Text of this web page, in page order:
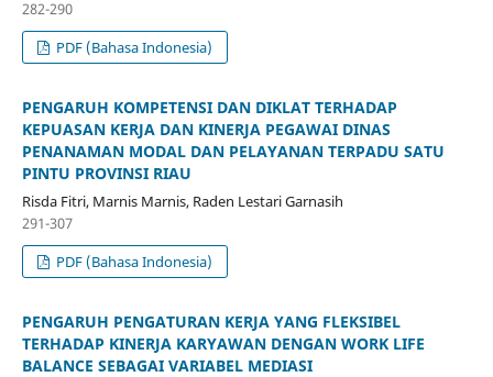
282-290
PDF (Bahasa Indonesia)
PENGARUH KOMPETENSI DAN DIKLAT TERHADAP
KEPUASAN KERJA DAN KINERJA PEGAWAI DINAS
PENANAMAN MODAL DAN PELAYANAN TERPADU SATU
PINTU PROVINSI RIAU
Risda Fitri, Marnis Marnis, Raden Lestari Garnasih
291-307
PDF (Bahasa Indonesia)
PENGARUH PENGATURAN KERJA YANG FLEKSIBEL
TERHADAP KINERJA KARYAWAN DENGAN WORK LIFE
BALANCE SEBAGAI VARIABEL MEDIASI